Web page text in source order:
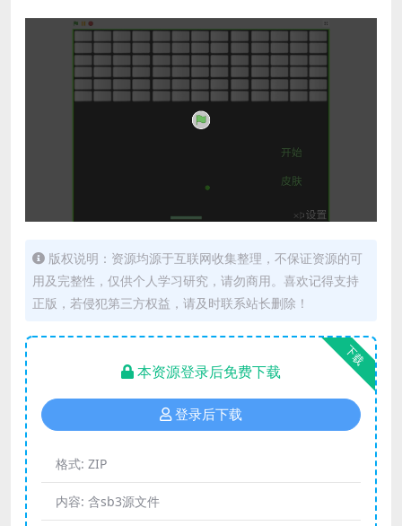
版权说明：资源均源于互联网收集整理，不保证资源的可
用及完整性，仅供个人学习研究，请勿商用。喜欢记得支持
正版，若侵犯第三方权益，请及时联系站长删除！
下载
本资源登录后免费下载
登录后下载
格式: ZIP
内容: 含sb3源文件